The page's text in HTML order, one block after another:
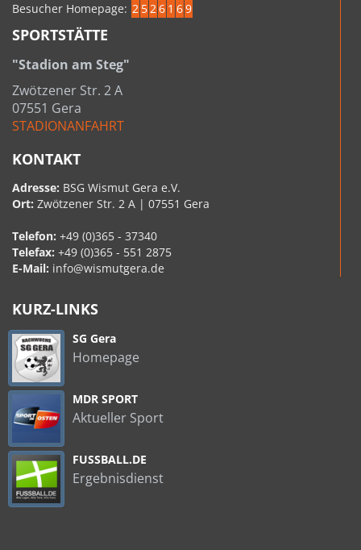
Besucher Homepage: 2 526 1 69
SPORTSTÄTTE
"Stadion am Steg"
Zwötzener Str. 2 A
07551 Gera
STADIONANFAHRT
KONTAKT
Adresse: BSG Wismut Gera e.V.
Ort: Zwötzener Str. 2 A | 07551 Gera
Telefon: +49 (0)365 - 37340
Telefax: +49 (0)365 - 551 2875
E-Mail: info@wismutgera.de
KURZ-LINKS
SG Gera
Homepage
MDR SPORT
Aktueller Sport
FUSSBALL.DE
Ergebnisdienst